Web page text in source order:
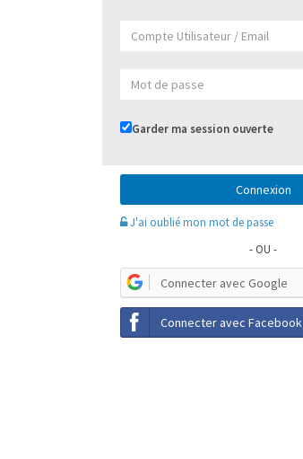
Garder ma session ouverte
J'ai oublié mon mot de passe
- OU -
Connecter avec Google
Connecter avec Facebook